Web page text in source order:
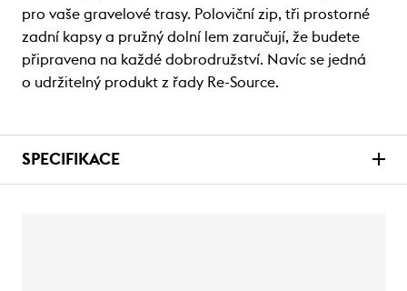
pro vaše gravelové trasy. Poloviční zip, tři prostorné
zadní kapsy a pružný dolní lem zaručují, že budete
připravena na každé dobrodružství. Navíc se jedná
o udržitelný produkt z řady Re-Source.
SPECIFIKACE